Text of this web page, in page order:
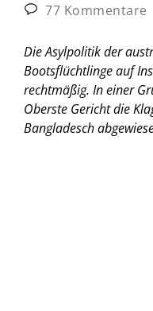
77 Kommentare
Die Asylpolitik der
Bootsflüchtlinge auf
rechtmäßig. In einer
Oberste Gericht die
Bangladesch